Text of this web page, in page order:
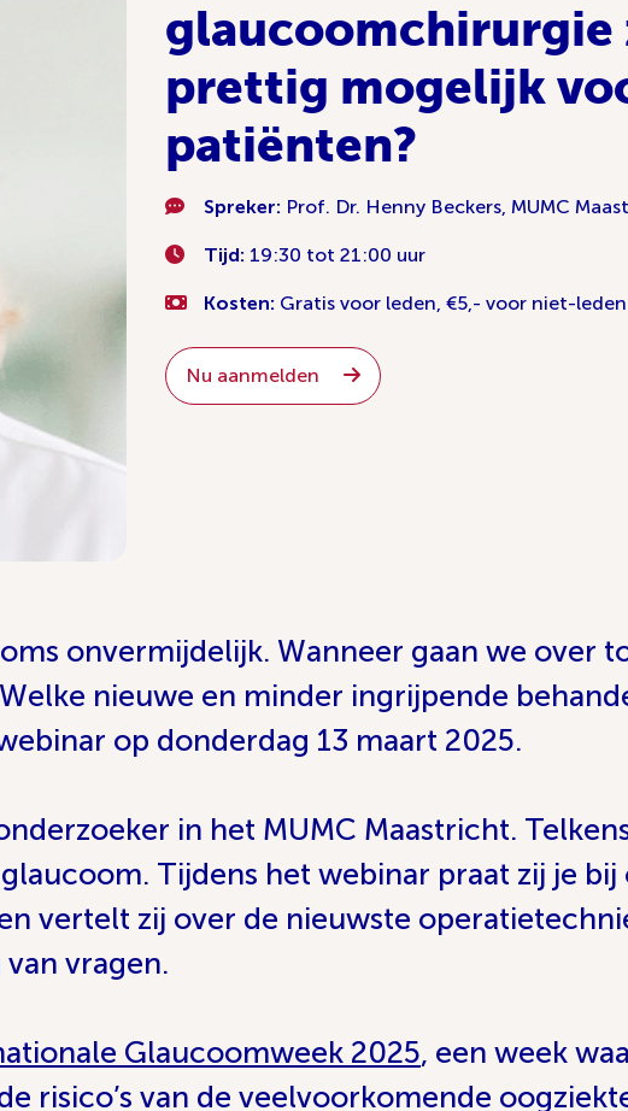
glaucoomchirurgie
prettig mogelijk
patiënten?
Spreker: Prof. Dr. Henny Beckers, MUMC
Tijd: 19:30 tot 21:00 uur
Kosten: Gratis voor leden, €5,- voor niet-leden
Nu aanmelden
onvermijdelijk. Wanneer gaan we over
nieuwe en minder ingrijpende
op donderdag 13 maart 2025.
in het MUMC Maastricht.
Tijdens het webinar praat zij je bij
vertelt zij over de nieuwste
vragen.
Glaucoomweek 2025, een week
risico’s van de veelvoorkomende